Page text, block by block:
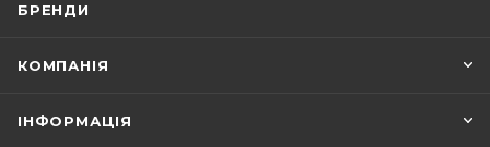
БРЕНДИ
КОМПАНІЯ
ІНФОРМАЦІЯ